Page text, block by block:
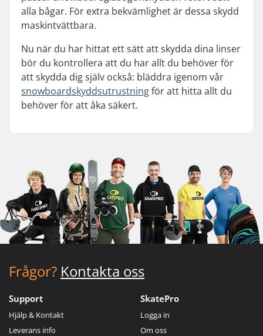
alla bågar. För extra bekvämlighet är dessa skydd
maskintvättbara.
Nu när du har hittat ett sätt att skydda dina linser
bör du kontrollera att du har allt du behöver för
att skydda dig själv också: bläddra igenom vår
snowboardskyddsutrustningför att hitta allt du
behöver för att åka säkert.
Frågor? Kontakta oss
Support
Hjälp & Kontakt
Leverans info
SkatePro
Logga in
Om oss